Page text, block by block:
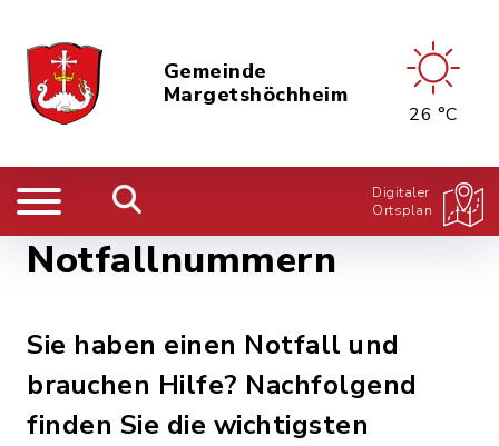
Gemeinde
Margetshöchheim
26 °C
Digitaler
Ortsplan
Notfallnummern
Sie haben einen Notfall und
brauchen Hilfe? Nachfolgend
finden Sie die wichtigsten